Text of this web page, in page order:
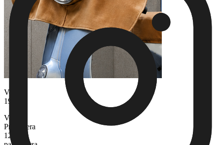
Vespa,
1993
Vespa
Primavera
125,